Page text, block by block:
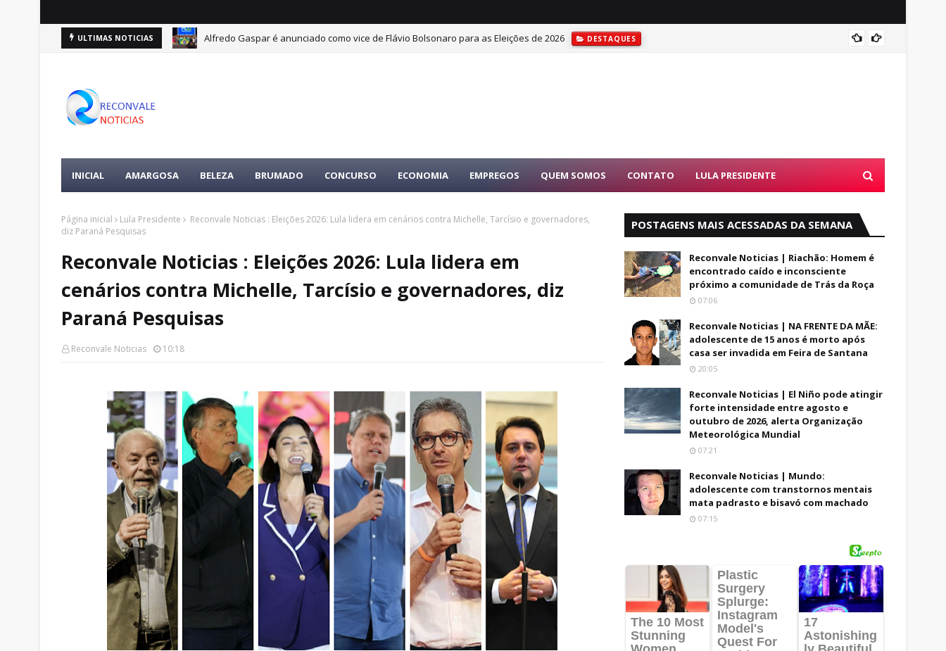
ULTIMAS NOTICIAS Alfredo Gaspar é anunciado como vice de Flávio Bolsonaro para as Eleições de 2026 DESTAQUES
INICIAL AMARGOSA BELEZA BRUMADO CONCURSO ECONOMIA EMPREGOS QUEM SOMOS CONTATO LULA PRESIDENTE
Página inicial Lula Presidente
Reconvale Noticias : Eleições 2026: Lula lidera em cenários contra Michelle, Tarcísio e governadores,
diz Paraná Pesquisas
Reconvale Noticias : Eleições 2026: Lula lidera em
cenários contra Michelle, Tarcísio e governadores, diz
Paraná Pesquisas
Reconvale Noticias 10:18
POSTAGENS MAIS ACESSADAS DA SEMANA
Reconvale Noticias | Riachão: Homem é
encontrado caído e inconsciente
próximo a comunidade de Trás da Roça
07:06
Reconvale Noticias | NA FRENTE DA MÃE:
adolescente de 15 anos é morto após
casa ser invadida em Feira de Santana
20:05
Reconvale Noticias | El Niño pode atingir
forte intensidade entre agosto e
outubro de 2026, alerta Organização
Meteorológica Mundial
07:21
Reconvale Noticias | Mundo:
adolescente com transtornos mentais
mata padrasto e bisavó com machado
07:15